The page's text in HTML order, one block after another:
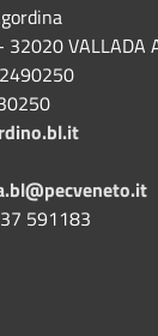
VALLADA
591183